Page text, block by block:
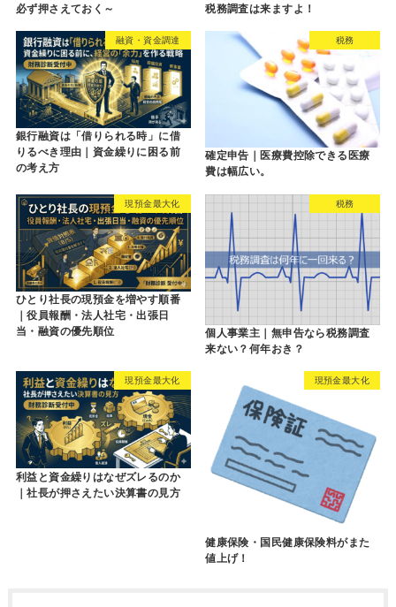
必ず押さえておく～
税務調査は来ますよ！
融資・資金調達
銀行融資は「借りられる時」に借
りるべき理由｜資金繰りに困る前
の考え方
税務
確定申告｜医療費控除できる医療
費は幅広い。
現預金最大化
ひとり社長の現預金を増やす順番
｜役員報酬・法人社宅・出張日
当・融資の優先順位
税務
個人事業主｜無申告なら税務調査
来ない？何年おき？
現預金最大化
利益と資金繰りはなぜズレるのか
｜社長が押さえたい決算書の見方
現預金最大化
健康保険・国民健康保険料がまた
値上げ！